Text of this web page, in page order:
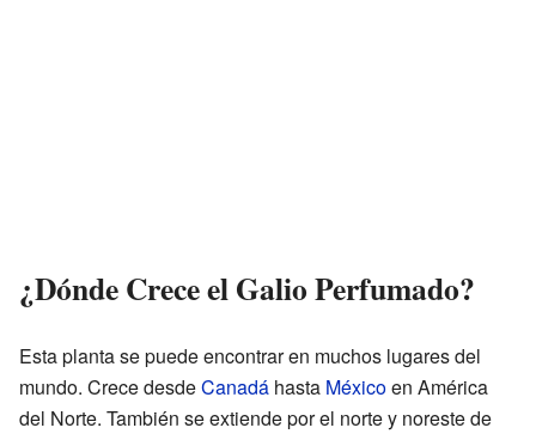
¿Dónde Crece el Galio Perfumado?
Esta planta se puede encontrar en muchos lugares del
mundo. Crece desdeCanadá hasta Méxicoen América
del Norte. También se extiende por el norte y noreste de